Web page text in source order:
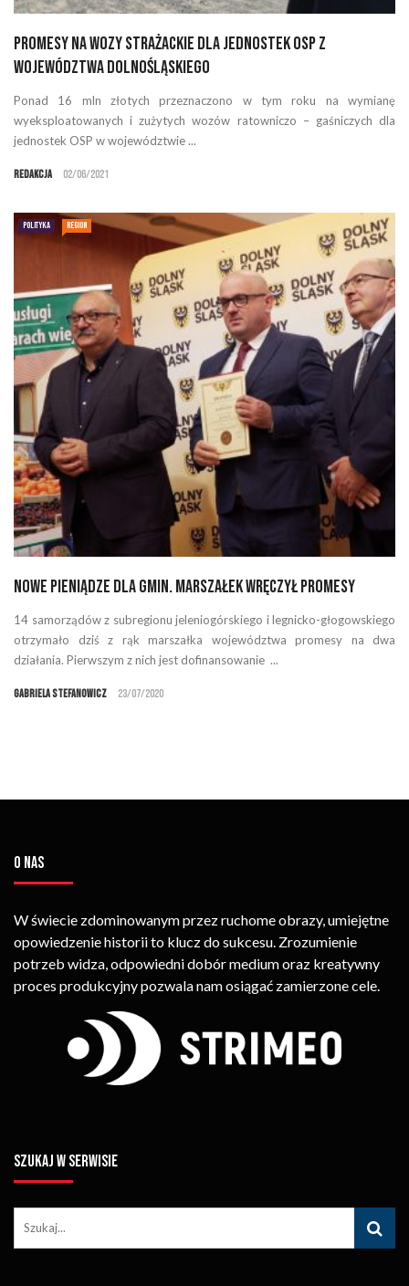
Promesy na wozy strażackie dla jednostek OSP z
województwa dolnośląskiego
Ponad 16 mln złotych przeznaczono w tym roku na wymianę
wyeksploatowanych i zużytych wozów ratowniczo – gaśniczych dla
jednostek OSP w województwie ...
Redakcja 02/06/2021
POLITYKA REGION
Nowe pieniądze dla gmin. Marszałek wręczył promesy
14 samorządów z subregionu jeleniogórskiego i legnicko-głogowskiego
otrzymało dziś z rąk marszałka województwa promesy na dwa
działania. Pierwszym z nich jest dofinansowanie ...
Gabriela Stefanowicz 23/07/2020
O NAS
W świecie zdominowanym przez ruchome obrazy, umiejętne
opowiedzenie historii to klucz do sukcesu. Zrozumienie
potrzeb widza, odpowiedni dobór medium oraz kreatywny
proces produkcyjny pozwala nam osiągać zamierzone cele.
SZUKAJ W SERWISIE